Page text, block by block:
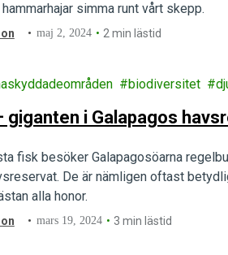
simma runt vårt skepp.
maj 2, 2024 2 min lästid
biodiversitet
giganten i Galapagos
fisk besöker Galapagosöarna
De är nämligen oftast
alla honor.
mars 19, 2024 3 min lästid